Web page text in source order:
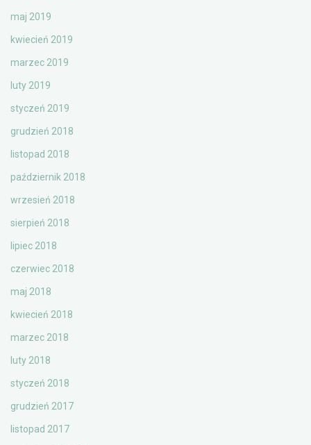
maj 2019
kwiecień 2019
marzec 2019
luty 2019
styczeń 2019
grudzień 2018
listopad 2018
październik 2018
wrzesień 2018
sierpień 2018
lipiec 2018
czerwiec 2018
maj 2018
kwiecień 2018
marzec 2018
luty 2018
styczeń 2018
grudzień 2017
listopad 2017